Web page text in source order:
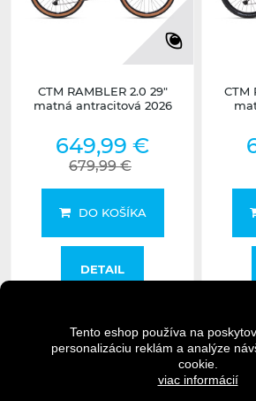
Tento eshop používa na
personalizáciu reklám a analýze
cookie.
viac informácií
CTM RAMBLER 2.0 29"
matná antracitová 2026
649,99 €
679,99 €
DO KOŠÍKA
DETAIL
Nedostupné
CTM